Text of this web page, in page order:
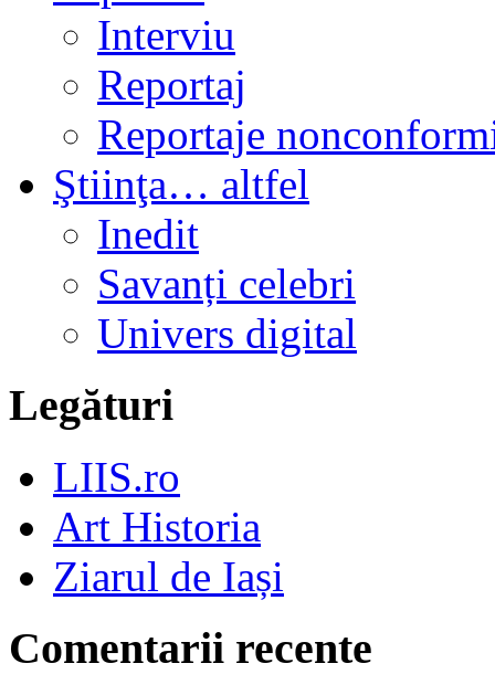
Interviu
Reportaj
Reportaje
Ştiinţa… altfel
Inedit
Savanți celebri
Univers digital
Legături
LIIS.ro
Art Historia
Ziarul de Iași
Comentarii recente